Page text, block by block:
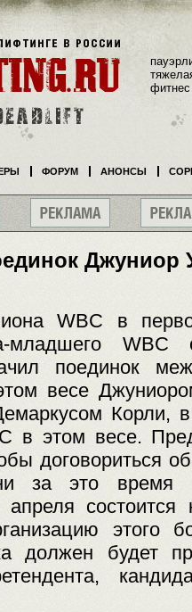
Джуниор
WBC в
младшего WBC
поединок
весе
Корли,
в этом весе.
договориться
за это время
состоится
этого
должен будет
фитнес
ФОРУМ АНОНСЫ